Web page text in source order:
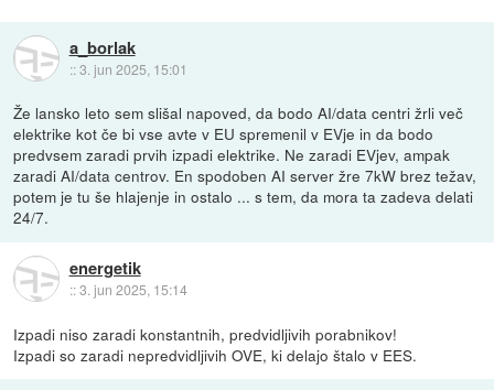
a_borlak
::3. jun 2025, 15:01
Že lansko leto sem slišal napoved, da bodo AI/data centri žrli več
elektrike kot če bi vse avte v EU spremenil v EVje in da bodo
predvsem zaradi prvih izpadi elektrike. Ne zaradi EVjev, ampak
zaradi AI/data centrov. En spodoben AI server žre 7kW brez težav,
potem je tu še hlajenje in ostalo ... s tem, da mora ta zadeva delati
24/7.
energetik
::3. jun 2025, 15:14
Izpadi niso zaradi konstantnih, predvidljivih porabnikov!
Izpadi so zaradi nepredvidljivih OVE, ki delajo štalo v EES.